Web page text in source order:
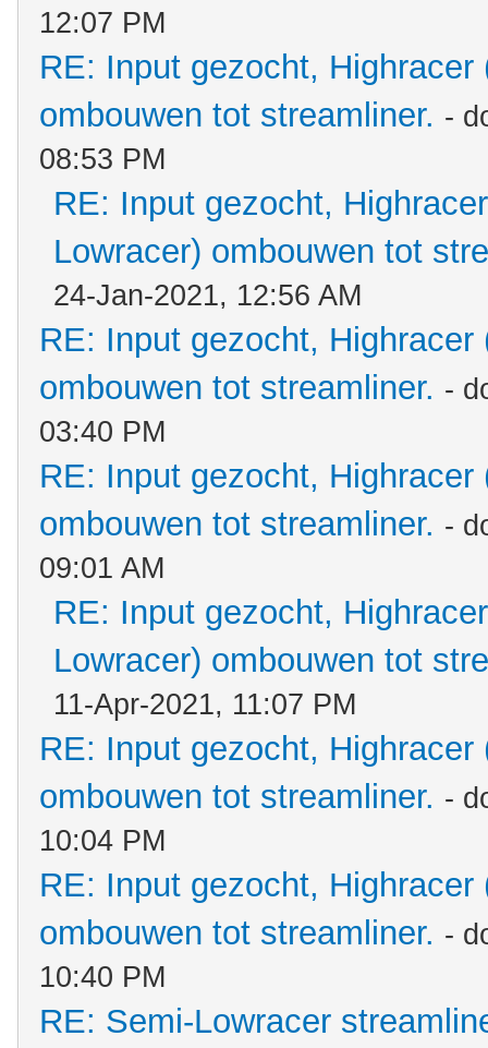
12:07 PM
RE: Input gezocht,
ombouwen tot streamliner. -
08:53 PM
RE: Input gezocht,
Lowracer) ombouwen tot
24-Jan-2021, 12:56 AM
RE: Input gezocht,
ombouwen tot streamliner. -
03:40 PM
RE: Input gezocht,
ombouwen tot streamliner. -
09:01 AM
RE: Input gezocht,
Lowracer) ombouwen tot
11-Apr-2021, 11:07 PM
RE: Input gezocht,
ombouwen tot streamliner. -
10:04 PM
RE: Input gezocht,
ombouwen tot streamliner. -
10:40 PM
RE: Semi-Lowracer